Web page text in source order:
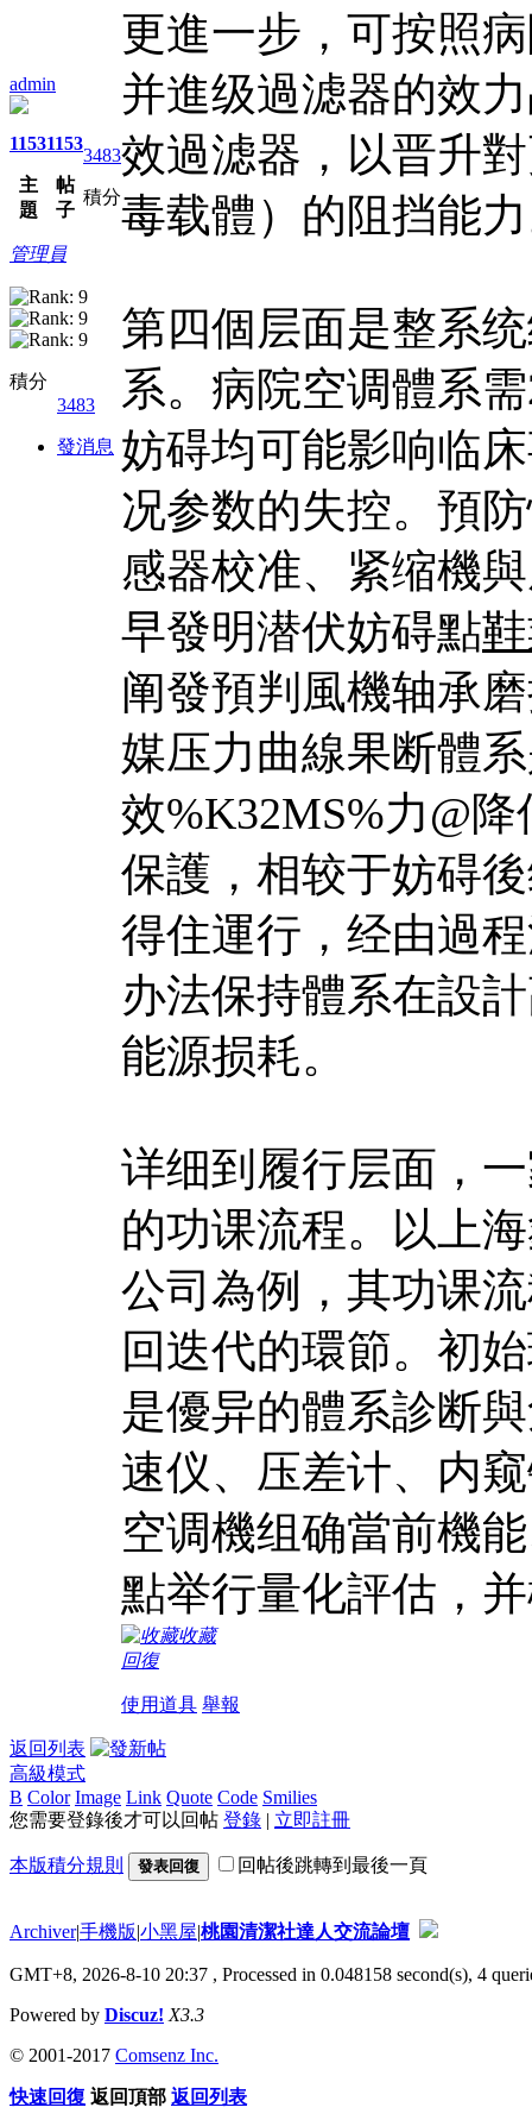
admin
1153
主
題
1153
帖
子
3483
積分
管理員
積分
3483
發消息
更進一步，可按照
并進级過滤器的效
效過滤器，以晋升
毒载體）的阻挡能
第四個层面是整系
系。病院空调體系
妨碍均可能影响临
况参数的失控。預
感器校准、紧缩機
早發明潜伏妨碍點
阐發預判風機轴承
媒压力曲線果断體
效%K32MS%力@
保護，相较于妨碍
得住運行，经由過
办法保持體系在設
能源损耗。
详细到履行层面，
的功课流程。以上
公司為例，其功课
回迭代的環節。初
是優异的體系診断
速仪、压差计、内
空调機组确當前機
點举行量化評估，
收藏
回復
使用道具 舉報
返回列表
高級模式
B Color Image Link Quote Code Smilies
您需要登錄後才可以回帖 登錄 | 立即註冊
本版積分規則 發表回復 回帖後跳轉到最後一頁
Archiver|手機版|小黑屋|桃園清潔社達人交流論壇
GMT+8, 2026-8-10 20:37 , Processed in 0.048158 second(s), 4
Powered by Discuz! X3.3
© 2001-2017 Comsenz Inc.
快速回復 返回頂部 返回列表